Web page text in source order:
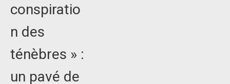
conspiratio
n des
ténèbres » :
un pavé de